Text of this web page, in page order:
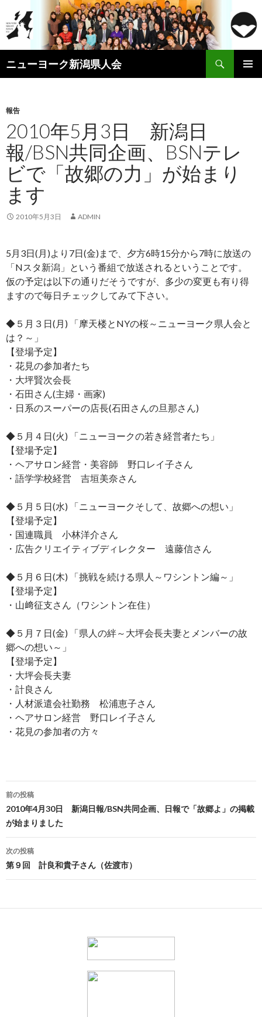
ニューヨーク新潟県人会
索
ン
ツ
へ
ス
キ
ッ
プ
報告
2010年5月3日 新潟日
報/BSN共同企画、BSNテレ
ビで「故郷の力」が始まり
ます
2010年5月3日 ADMIN
5月3日(月)より7日(金)まで、夕方6時15分から7時に放送の
「Nスタ新潟」という番組で放送されるということです。
仮の予定は以下の通りだそうですが、多少の変更も有り得
ますので毎日チェックしてみて下さい。
◆５月３日(月) 「摩天楼とNYの桜～ニューヨーク県人会と
は？～」
【登場予定】
・花見の参加者たち
・大坪賢次会長
・石田さん(主婦・画家)
・日系のスーパーの店長(石田さんの旦那さん)
◆５月４日(火) 「ニューヨークの若き経営者たち」
【登場予定】
・ヘアサロン経営・美容師 野口レイ子さん
・語学学校経営 吉垣美奈さん
◆５月５日(水) 「ニューヨークそして、故郷への想い」
【登場予定】
・国連職員 小林洋介さん
・広告クリエイティブディレクター 遠藤信さん
◆５月６日(木) 「挑戦を続ける県人～ワシントン編～」
【登場予定】
・山﨑征支さん（ワシントン在住）
◆５月７日(金) 「県人の絆～大坪会長夫妻とメンバーの故
郷への想い～」
【登場予定】
・大坪会長夫妻
・計良さん
・人材派遣会社勤務 松浦恵子さん
・ヘアサロン経営 野口レイ子さん
・花見の参加者の方々
投
稿
ナ
ビ
ゲ
シ
前の投稿
2010年4月30日 新潟日報/BSN共同企画、日報で「故郷よ」の掲載
が始まりました
次の投稿
第９回 計良和貴子さん（佐渡市）